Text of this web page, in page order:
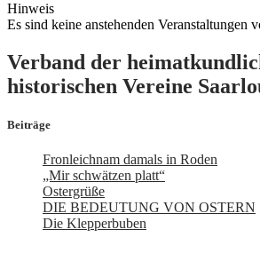
Hinweis
Es sind keine anstehenden Veranstaltungen
Verband der
historischen Vereine
Beiträge
Fronleichnam damals in Roden
„Mir schwätzen platt“
Ostergrüße
DIE BEDEUTUNG VON OSTERN
Die Klepperbuben